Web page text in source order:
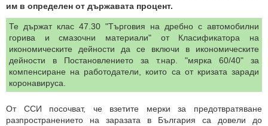
им в определен от държавата процент.
Те държат клас 47.30 "Търговия на дребно с автомобилни
горива и смазочни материали" от Класификатора на
икономическите дейности да се включи в икономическите
дейности в Постановлението за т.нар. "мярка 60/40" за
компенсиране на работодатели, които са от кризата заради
коронавируса.
От ССИ посочват, че взетите мерки за предотвратяване
разпространението на заразата в България са довели до